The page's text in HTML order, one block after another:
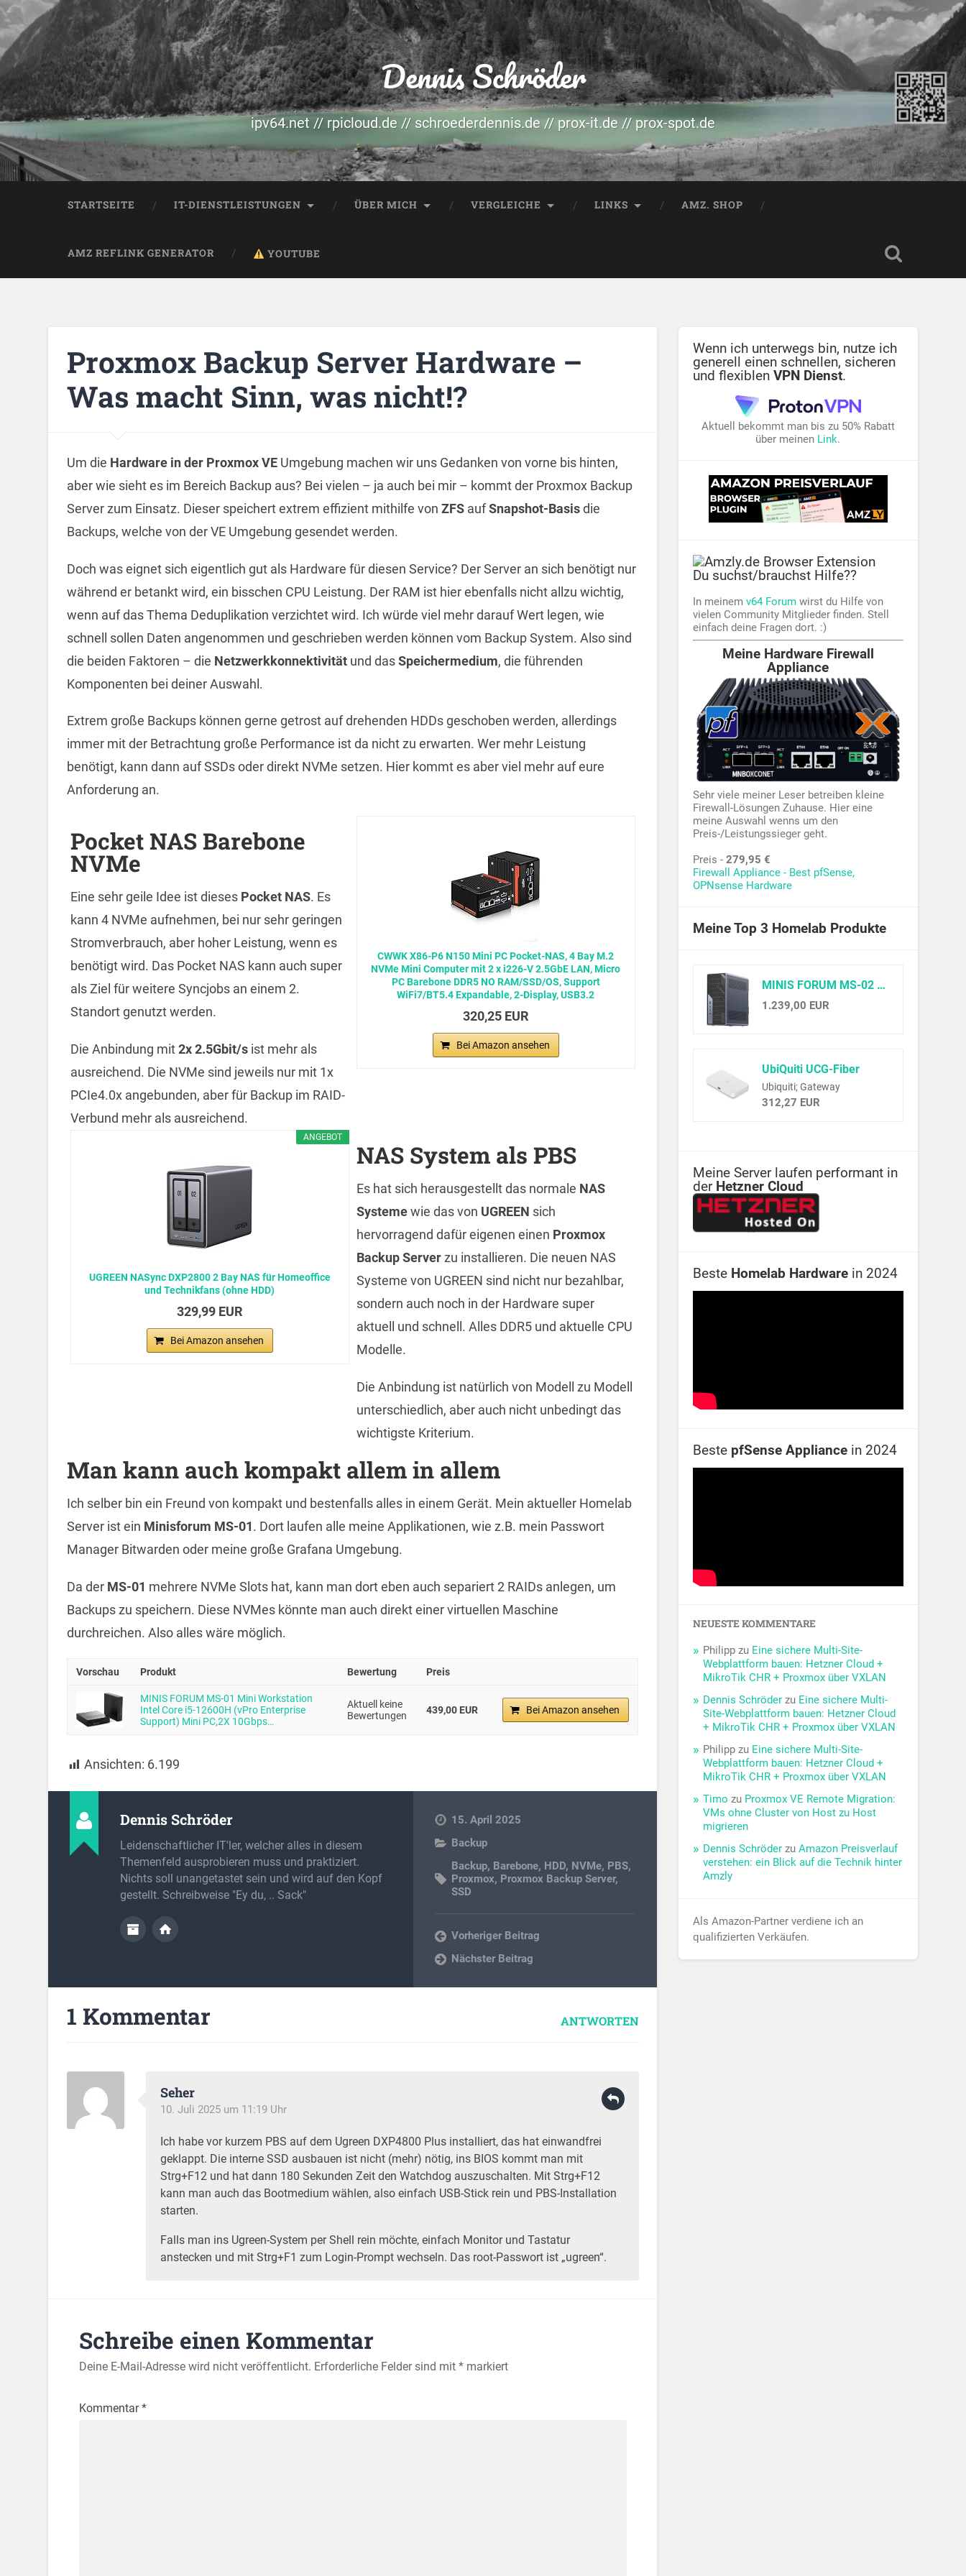
Dennis Schröder
ipv64.net // rpicloud.de // schroederdennis.de // prox-it.de // prox-spot.de
STARTSEITE IT-DIENSTLEISTUNGEN ÜBER MICH VERGLEICHE LINKS AMZ. SHOP
AMZ REFLINK GENERATOR YOUTUBE
Proxmox Backup Server Hardware –
Was macht Sinn, was nicht!?
Um die Hardware in der Proxmox VEUmgebung machen wir uns Gedanken von vorne bis hinten,
aber wie sieht es im Bereich Backup aus? Bei vielen – ja auch bei mir – kommt der Proxmox Backup
Server zum Einsatz. Dieser speichert extrem effizient mithilfe von ZFS aufSnapshot-Basisdie
Backups, welche von der VE Umgebung gesendet werden.
Doch was eignet sich eigentlich gut als Hardware für diesen Service? Der Server an sich benötigt nur
während er betankt wird, ein bisschen CPU Leistung. Der RAM ist hier ebenfalls nicht allzu wichtig,
wenn auf das Thema Deduplikation verzichtet wird. Ich würde viel mehr darauf Wert legen, wie
schnell sollen Daten angenommen und geschrieben werden können vom Backup System. Also sind
die beiden Faktoren – die Netzwerkkonnektivität und dasSpeichermedium, die führenden
Komponenten bei deiner Auswahl.
Extrem große Backups können gerne getrost auf drehenden HDDs geschoben werden, allerdings
immer mit der Betrachtung große Performance ist da nicht zu erwarten. Wer mehr Leistung
benötigt, kann dann auf SSDs oder direkt NVMe setzen. Hier kommt es aber viel mehr auf eure
Anforderung an.
Pocket NAS Barebone
NVMe
Eine sehr geile Idee ist dieses Pocket NAS. Es
kann 4 NVMe aufnehmen, bei nur sehr geringen
Stromverbrauch, aber hoher Leistung, wenn es
benötigt wird. Das Pocket NAS kann auch super
als Ziel für weitere Syncjobs an einem 2.
Standort genutzt werden.
Die Anbindung mit2x 2.5Gbit/sist mehr als
ausreichend. Die NVMe sind jeweils nur mit 1x
PCIe4.0x angebunden, aber für Backup im RAID-
Verbund mehr als ausreichend.
CWWK X86-P6 N150 Mini PC Pocket-NAS, 4 Bay M.2
NVMe Mini Computer mit 2 x i226-V 2.5GbE LAN, Micro
PC Barebone DDR5 NO RAM/SSD/OS, Support
WiFi7/BT5.4 Expandable, 2-Display, USB3.2
320,25 EUR
Bei Amazon ansehen
ANGEBOT
UGREEN NASync DXP2800 2 Bay NAS für Homeoffice
und Technikfans (ohne HDD)
329,99 EUR
Bei Amazon ansehen
NAS System als PBS
Es hat sich herausgestellt das normale NAS
Systemewie das von UGREEN sich
hervorragend dafür eigenen einen Proxmox
Backup Serverzu installieren. Die neuen NAS
Systeme von UGREEN sind nicht nur bezahlbar,
sondern auch noch in der Hardware super
aktuell und schnell. Alles DDR5 und aktuelle CPU
Modelle.
Die Anbindung ist natürlich von Modell zu Modell
unterschiedlich, aber auch nicht unbedingt das
wichtigste Kriterium.
Man kann auch kompakt allem in allem
Ich selber bin ein Freund von kompakt und bestenfalls alles in einem Gerät. Mein aktueller Homelab
Server ist ein Minisforum MS-01. Dort laufen alle meine Applikationen, wie z.B. mein Passwort
Manager Bitwarden oder meine große Grafana Umgebung.
Da der MS-01 mehrere NVMe Slots hat, kann man dort eben auch separiert 2 RAIDs anlegen, um
Backups zu speichern. Diese NVMes könnte man auch direkt einer virtuellen Maschine
durchreichen. Also alles wäre möglich.
Vorschau Produkt Bewertung Preis
MINIS FORUM MS-01 Mini Workstation
Intel Core i5-12600H (vPro Enterprise
Support) Mini PC,2X 10Gbps…
Aktuell keine
Bewertungen
439,00 EUR Bei Amazon ansehen
Ansichten: 6.199
Dennis Schröder
Leidenschaftlicher IT'ler, welcher alles in diesem
Themenfeld ausprobieren muss und praktiziert.
Nichts soll unangetastet sein und wird auf den Kopf
gestellt. Schreibweise "Ey du, .. Sack"
15. April 2025
Backup
Backup, Barebone, HDD, NVMe, PBS,
Proxmox, Proxmox Backup Server,
SSD
Vorheriger Beitrag
Nächster Beitrag
1 Kommentar ANTWORTEN
Seher
10. Juli 2025 um 11:19 Uhr
Ich habe vor kurzem PBS auf dem Ugreen DXP4800 Plus installiert, das hat einwandfrei
geklappt. Die interne SSD ausbauen ist nicht (mehr) nötig, ins BIOS kommt man mit
Strg+F12 und hat dann 180 Sekunden Zeit den Watchdog auszuschalten. Mit Strg+F12
kann man auch das Bootmedium wählen, also einfach USB-Stick rein und PBS-Installation
starten.
Falls man ins Ugreen-System per Shell rein möchte, einfach Monitor und Tastatur
anstecken und mit Strg+F1 zum Login-Prompt wechseln. Das root-Passwort ist „ugreen“.
Schreibe einen Kommentar
Deine E-Mail-Adresse wird nicht veröffentlicht. Erforderliche Felder sind mit *markiert
Kommentar*
Wenn ich unterwegs bin, nutze ich
generell einen schnellen, sicheren
und flexiblenVPN Dienst.
Aktuell bekommt man bis zu 50% Rabatt
über meinen Link.
Du suchst/brauchst Hilfe??
In meinemv64 Forum wirst du Hilfe von
vielen Community Mitglieder finden. Stell
einfach deine Fragen dort. :)
Meine Hardware Firewall
Appliance
Sehr viele meiner Leser betreiben kleine
Firewall-Lösungen Zuhause. Hier eine
meine Auswahl wenns um den
Preis-/Leistungssieger geht.
Preis -279,95 €
Firewall Appliance - Best pfSense,
OPNsense Hardware
Meine Top 3 Homelab Produkte
MINIS FORUM MS-02 Ultra Workstation Mini PC, Intel Core Ultra 9 285HX (24C/24T, up to 5.5GHz),PCIe 5.0 x16, 4× DDR5(ECC), 4× M.2, USB4 v2, Dual 25GbE+10GbE+2.5GbE(vPro), Wi-Fi 7,Barebone ohne RAM/SSD
1.239,00 EUR
UbiQuiti UCG-Fiber
Ubiquiti; Gateway
312,27 EUR
Meine Server laufen performant in
der Hetzner Cloud
Beste Homelab Hardware in 2024
Beste pfSense Appliance in 2024
NEUESTE KOMMENTARE
Philipp zu Eine sichere Multi-Site-
Webplattform bauen: Hetzner Cloud +
MikroTik CHR + Proxmox über VXLAN
Dennis Schröder zu Eine sichere Multi-
Site-Webplattform bauen: Hetzner Cloud
+ MikroTik CHR + Proxmox über VXLAN
Philipp zu Eine sichere Multi-Site-
Webplattform bauen: Hetzner Cloud +
MikroTik CHR + Proxmox über VXLAN
Timo zu Proxmox VE Remote Migration:
VMs ohne Cluster von Host zu Host
migrieren
Dennis Schröder zuAmazon Preisverlauf
verstehen: ein Blick auf die Technik hinter
Amzly
Als Amazon-Partner verdiene ich an
qualifizierten Verkäufen.